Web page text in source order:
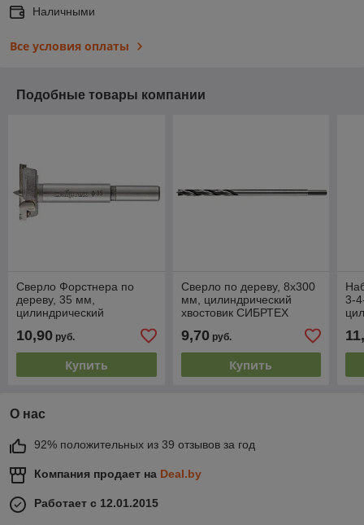
Наличными
Все условия оплаты
Подобные товары компании
Сверло Форстнера по
дереву, 35 мм,
цилиндрический
10,90 руб.
Купить
Сверло по дереву, 8х300
мм, цилиндрический
хвостовик СИБРТЕХ
9,70руб.
Купить
3-
О нас
92% положительных из 39 отзывов за год
Компания продает на Deal.by
Работает с 12.01.2015